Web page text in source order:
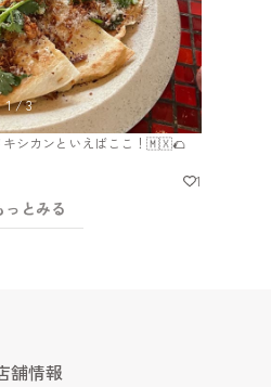
1/3
キシカンといえばここ！🇲🇽🌮
1
っとみる
舗情報